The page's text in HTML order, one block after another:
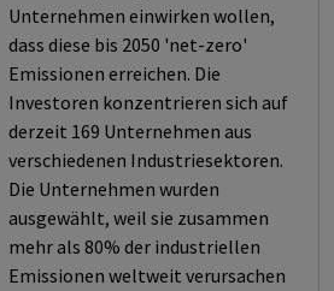
Unternehmen einwirken wollen,
dass diese bis 2050 'net-zero'
Emissionen erreichen. Die
Investoren konzentrieren sich auf
derzeit 169 Unternehmen aus
verschiedenen Industriesektoren.
Die Unternehmen wurden
ausgewählt, weil sie zusammen
mehr als 80% der industriellen
Emissionen weltweit verursachen